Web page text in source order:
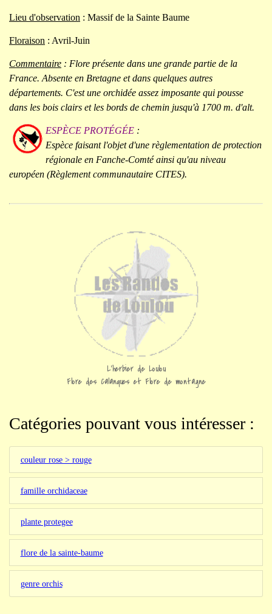
Lieu d'observation : Massif de la Sainte Baume
Floraison : Avril-Juin
Commentaire : Flore présente dans une grande partie de la
France. Absente en Bretagne et dans quelques autres
départements. C'est une orchidée assez imposante qui pousse
dans les bois clairs et les bords de chemin jusqu'à 1700 m. d'alt.
ESPÈCE PROTÉGÉE :
Espèce faisant l'objet d'une règlementation de protection
régionale en Fanche-Comté ainsi qu'au niveau
européen (Règlement communautaire CITES).
L'herbier de Loulou
Flore des Calanques et Flore de montagne
Catégories pouvant vous intéresser :
couleur rose > rouge
famille orchidaceae
plante protegee
flore de la sainte-baume
genre orchis